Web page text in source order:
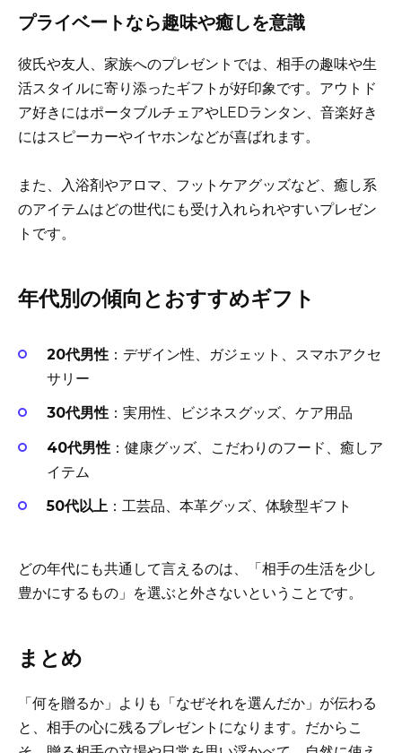
プライベートなら趣味や癒しを意識
彼氏や友人、家族へのプレゼントでは、相手の趣味や生
活スタイルに寄り添ったギフトが好印象です。アウトド
ア好きにはポータブルチェアやLEDランタン、音楽好き
にはスピーカーやイヤホンなどが喜ばれます。
また、入浴剤やアロマ、フットケアグッズなど、癒し系
のアイテムはどの世代にも受け入れられやすいプレゼン
トです。
年代別の傾向とおすすめギフト
20代男性 ：デザイン性、ガジェット、スマホアクセ
サリー
30代男性 ：実用性、ビジネスグッズ、ケア用品
40代男性 ：健康グッズ、こだわりのフード、癒しア
イテム
50代以上 ：工芸品、本革グッズ、体験型ギフト
どの年代にも共通して言えるのは、「相手の生活を少し
豊かにするもの」を選ぶと外さないということです。
まとめ
「何を贈るか」よりも「なぜそれを選んだか」が伝わる
と、相手の心に残るプレゼントになります。だからこ